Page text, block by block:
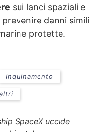
sui lanci spaziali e
danni simili
protette.
Inquinamento
SpaceX uccide